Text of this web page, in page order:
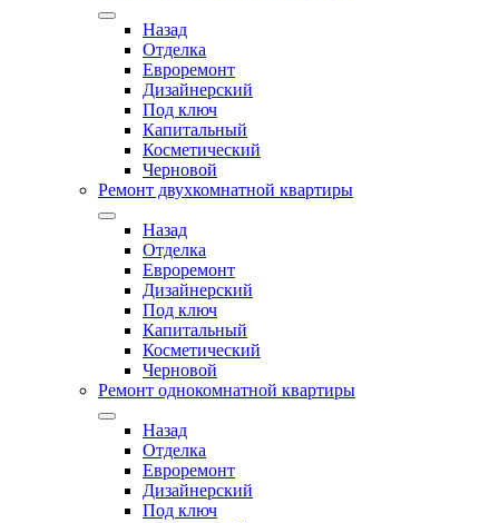
Назад
Отделка
Евроремонт
Дизайнерский
Под ключ
Капитальный
Косметический
Черновой
Ремонт двухкомнатной квартиры
Назад
Отделка
Евроремонт
Дизайнерский
Под ключ
Капитальный
Косметический
Черновой
Ремонт однокомнатной квартиры
Назад
Отделка
Евроремонт
Дизайнерский
Под ключ